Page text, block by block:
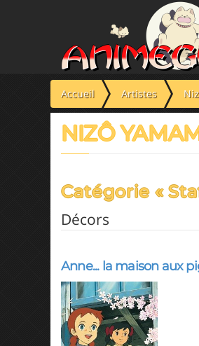
Accueil Artistes
NIZÔ
Catégorie «
Décors
Anne... la maison aux